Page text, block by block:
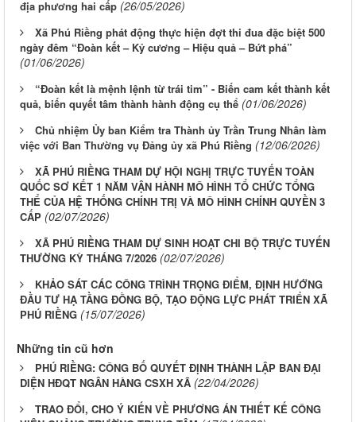
địa phương hai cấp (26/05/2026)
Xã Phú Riềng phát động thực hiện đợt thi đua đặc biệt 500
ngày đêm “Đoàn kết – Kỷ cương – Hiệu quả – Bứt phá”
(01/06/2026)
“Đoàn kết là mệnh lệnh từ trái tim” - Biến cam kết thành kết
quả, biến quyết tâm thành hành động cụ thể (01/06/2026)
Chủ nhiệm Ủy ban Kiểm tra Thành ủy Trần Trung Nhân làm
việc với Ban Thường vụ Đảng ủy xã Phú Riềng (12/06/2026)
XÃ PHÚ RIỀNG THAM DỰ HỘI NGHỊ TRỰC TUYẾN TOÀN
QUỐC SƠ KẾT 1 NĂM VẬN HÀNH MÔ HÌNH TỔ CHỨC TỔNG
THỂ CỦA HỆ THỐNG CHÍNH TRỊ VÀ MÔ HÌNH CHÍNH QUYỀN 3
CẤP (02/07/2026)
XÃ PHÚ RIỀNG THAM DỰ SINH HOẠT CHI BỘ TRỰC TUYẾN
THƯỜNG KỲ THÁNG 7/2026 (02/07/2026)
KHẢO SÁT CÁC CÔNG TRÌNH TRỌNG ĐIỂM, ĐỊNH HƯỚNG
ĐẦU TƯ HẠ TẦNG ĐỒNG BỘ, TẠO ĐỘNG LỰC PHÁT TRIỂN XÃ
PHÚ RIỀNG (15/07/2026)
Những tin cũ hơn
PHÚ RIỀNG: CÔNG BỐ QUYẾT ĐỊNH THÀNH LẬP BAN ĐẠI
DIỆN HĐQT NGÂN HÀNG CSXH XÃ (22/04/2026)
TRAO ĐỔI, CHO Ý KIẾN VỀ PHƯƠNG ÁN THIẾT KẾ CÔNG